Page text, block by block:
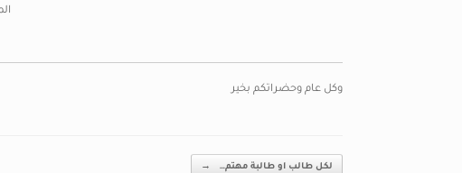
وكل عام وحضراتكم بخير
Post navigation
لكل طالب او طالبة مهتم… →